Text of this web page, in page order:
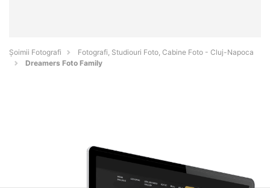
Șoimii Fotografi
Fotografi, Studiouri Foto, Cabine Foto - Cluj-Napoca
Dreamers Foto Family